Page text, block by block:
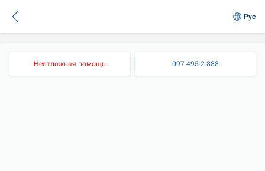
Рус
Неотложная помощь 097 495 2 888